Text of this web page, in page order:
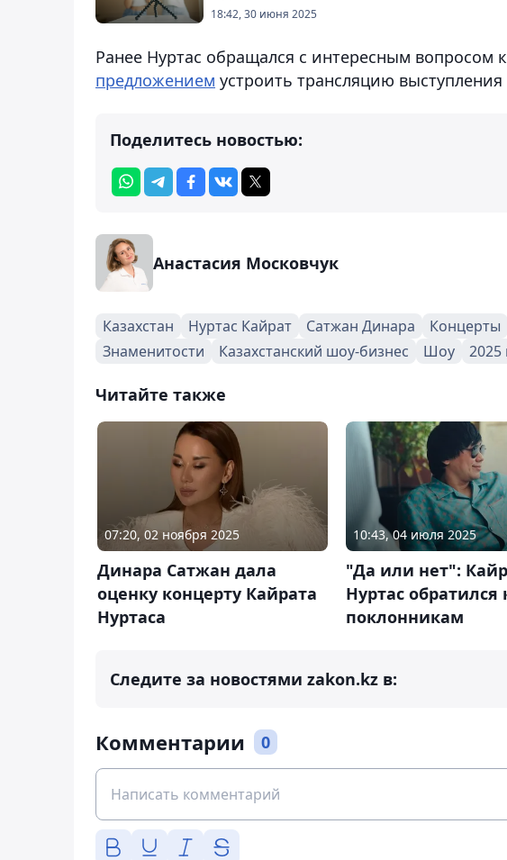
18:42, 30 июня 2025
Ранее Нуртас обращался с интересным вопросом
предложением устроить трансляцию выступления
Поделитесь новостью:
Анастасия Московчук
Казахстан Нуртас Кайрат Сатжан Динара Концерты
Знаменитости
Казахстанский шоу-бизнес Шоу 2025
Читайте также
07:20, 02 ноября 2025
Динара Сатжан дала
оценку концерту Кайрата
Нуртаса
10:43, 04 июля 2025
"Да или нет":
Нуртас обратился
поклонникам
Следите за новостями zakon.kz в:
Комментарии 0